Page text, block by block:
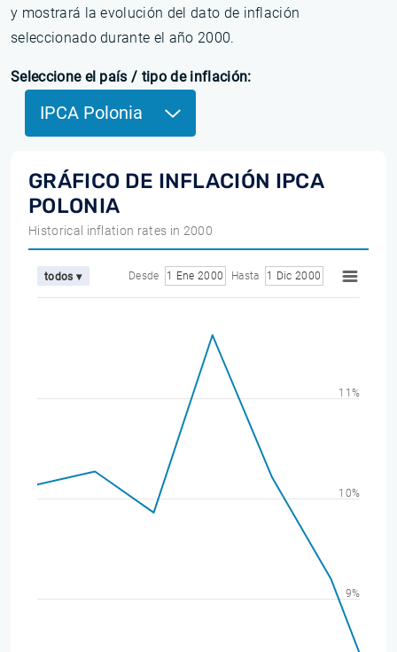
y mostrará la evolución del dato de inflación
seleccionado durante el año 2000.
Seleccione el país / tipo de inflación:
IPCA Polonia
GRÁFICO DE INFLACIÓN IPCA
POLONIA
Historical inflation rates in 2000
todos ▾ Desde 1 Ene 2000 Hasta 1 Dic 2000
9%
10%
11%